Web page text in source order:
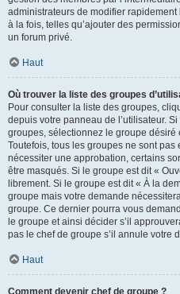
administrateurs de modifier
à la fois, telles qu’ajouter des
un forum privé.
Haut
Où trouver la liste des groupes
Pour consulter la liste des groupes,
depuis votre panneau de l’utilisateur.
groupes, sélectionnez le groupe
Toutefois, tous les groupes ne sont
nécessiter une approbation, certains
être masqués. Si le groupe est dit «
librement. Si le groupe est dit « À la
groupe mais votre demande
groupe. Ce dernier pourra vous
le groupe et ainsi décider s’il
pas le chef de groupe s’il annule votre
Haut
Comment devenir chef de groupe ?